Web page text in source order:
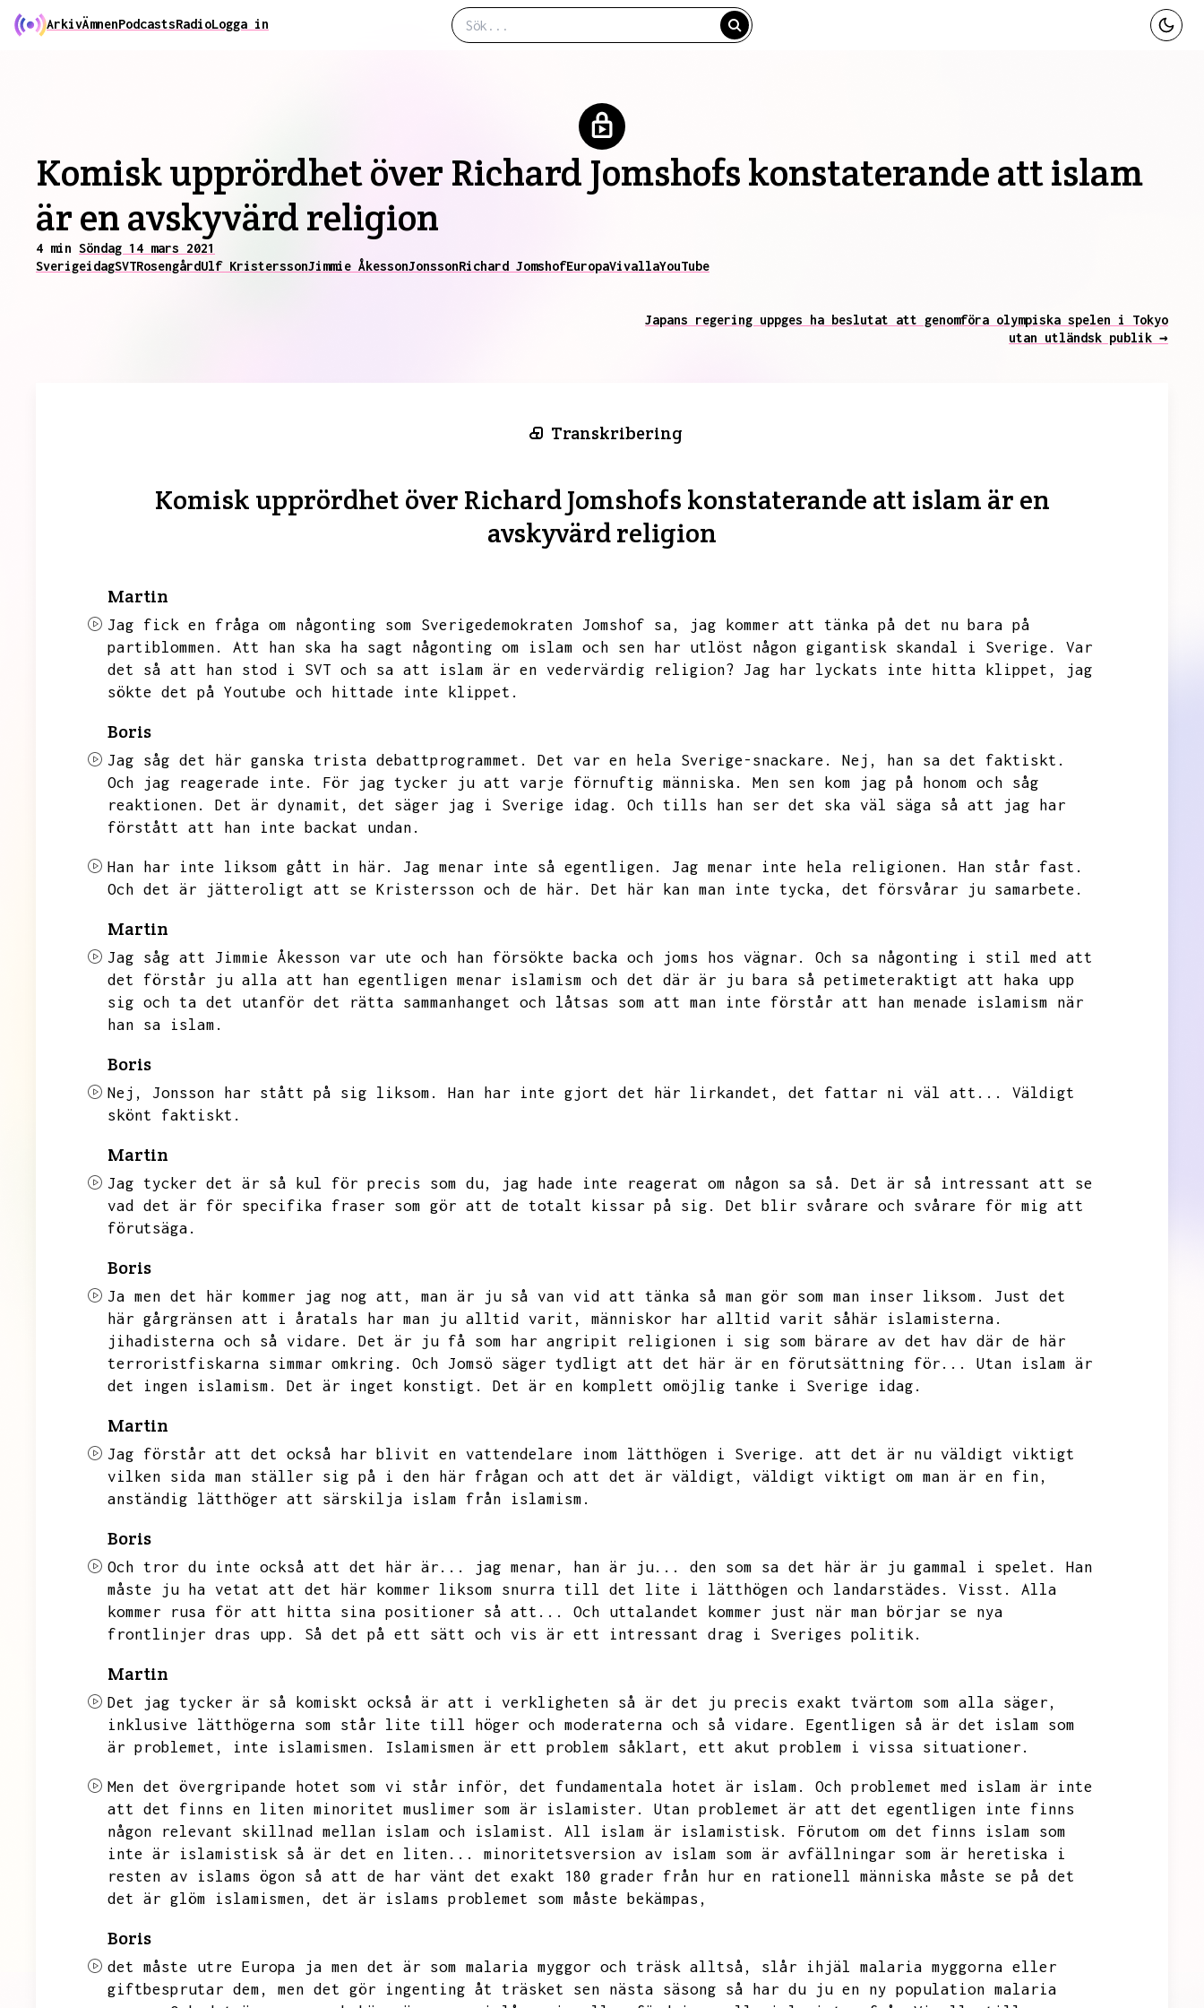
ArkivÄmnenPodcastsRadioLogga in
Komisk upprördhet över Richard Jomshofs konstaterande att islam
är en avskyvärd religion
4 min Söndag 14 mars 2021
SverigeidagSVTRosengårdUlf KristerssonJimmie ÅkessonJonssonRichard JomshofEuropaVivallaYouTube
Japans regering uppges ha beslutat att genomföra olympiska spelen i Tokyo
utan utländsk publik →
Transkribering
Komisk upprördhet över Richard Jomshofs konstaterande att islam är en
avskyvärd religion
Martin
Jag fick en fråga om någonting som Sverigedemokraten Jomshof sa,
jag kommer att tänka på det nu bara på
partiblommen.
Att han ska ha sagt någonting om islam och sen har utlöst någon gigantisk skandal i Sverige.
Var
det så att han stod i SVT och sa att islam är en vedervärdig religion? Jag har lyckats inte hitta klippet,
jag
sökte det på Youtube och hittade inte klippet.
Boris
Jag såg det här ganska trista debattprogrammet. Det var en hela Sverige-snackare. Nej,
han sa det faktiskt.
Och jag reagerade inte.
För jag tycker ju att varje förnuftig människa.
Men sen kom jag på honom och såg
reaktionen.
Det är dynamit, det säger jag i Sverige idag.
Och tills han ser det ska väl säga så att jag har
förstått att han inte backat undan.
Han har inte liksom gått in här. Jag menar inte så egentligen. Jag menar inte hela religionen.
Han står fast.
Och det är jätteroligt att se Kristersson och de här.
Det här kan man inte tycka, det försvårar ju samarbete.
Martin
Jag såg att Jimmie Åkesson var ute och han försökte backa och joms hos vägnar.
Och sa någonting i stil med att
det förstår ju alla att han egentligen menar islamism och det där är ju bara så petimeteraktigt att haka upp
sig och ta det utanför det rätta sammanhanget och låtsas som att man inte förstår att han menade islamism när
han sa islam.
Boris
Nej, Jonsson har stått på sig liksom. Han har inte gjort det här lirkandet, det fattar ni väl att...
Väldigt
skönt faktiskt.
Martin
Jag tycker det är så kul för precis som du, jag hade inte reagerat om någon sa så.
Det är så intressant att se
vad det är för specifika fraser som gör att de totalt kissar på sig.
Det blir svårare och svårare för mig att
förutsäga.
Boris
Ja men det här kommer jag nog att, man är ju så van vid att tänka så man gör som man inser liksom.
Just det
här gårgränsen att i åratals har man ju alltid varit,
människor har alltid varit såhär islamisterna.
jihadisterna och så vidare.
Det är ju få som har angripit religionen i sig som bärare av det hav där de här
terroristfiskarna simmar omkring.
Och Jomsö säger tydligt att det här är en förutsättning för...
Utan islam är
det ingen islamism.
Det är inget konstigt. Det är en komplett omöjlig tanke i Sverige idag.
Martin
Jag förstår att det också har blivit en vattendelare inom lätthögen i Sverige.
att det är nu väldigt viktigt
vilken sida man ställer sig på i den här frågan och att det är väldigt,
väldigt viktigt om man är en fin,
anständig lätthöger att särskilja islam från islamism.
Boris
Och tror du inte också att det här är... jag menar, han är ju... den som sa det här är ju gammal i spelet.
Han
måste ju ha vetat att det här kommer liksom snurra till det lite i lätthögen och landarstädes.
Visst.
Alla
kommer rusa för att hitta sina positioner så att...
Och uttalandet kommer just när man börjar se nya
frontlinjer dras upp.
Så det på ett sätt och vis är ett intressant drag i Sveriges politik.
Martin
Det jag tycker är så komiskt också är att i verkligheten så är det ju precis exakt tvärtom som alla säger,
inklusive lätthögerna som står lite till höger och moderaterna och så vidare.
Egentligen så är det islam som
är problemet,
inte islamismen. Islamismen är ett problem såklart, ett akut problem i vissa situationer.
Men det övergripande hotet som vi står inför, det fundamentala hotet är islam.
Och problemet med islam är inte
att det finns en liten minoritet muslimer som är islamister.
Utan problemet är att det egentligen inte finns
någon relevant skillnad mellan islam och islamist.
All islam är islamistisk.
Förutom om det finns islam som
inte är islamistisk så är det en liten...
minoritetsversion av islam som är avfällningar som är heretiska i
resten av islams ögon så att de har vänt det exakt 180 grader från hur en rationell människa måste se på det
det är glöm islamismen,
det är islams problemet som måste bekämpas,
Boris
det måste utre Europa ja men det är som malaria myggor och träsk alltså,
slår ihjäl malaria myggorna eller
giftbesprutar dem,
men det gör ingenting åt träsket sen nästa säsong så har du ju en ny population malaria